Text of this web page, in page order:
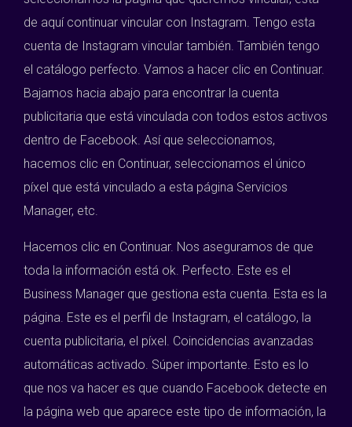
de aquí continuar vincular con Instagram. Tengo esta
cuenta de Instagram vincular también. También tengo
el catálogo perfecto. Vamos a hacer clic en Continuar.
Bajamos hacia abajo para encontrar la cuenta
publicitaria que está vinculada con todos estos activos
dentro de Facebook. Así que seleccionamos,
hacemos clic en Continuar, seleccionamos el único
píxel que está vinculado a esta página Servicios
Manager, etc.
Hacemos clic en Continuar. Nos aseguramos de que
toda la información está ok. Perfecto. Este es el
Business Manager que gestiona esta cuenta. Esta es la
página. Este es el perfil de Instagram, el catálogo, la
cuenta publicitaria, el píxel. Coincidencias avanzadas
automáticas activado. Súper importante. Esto es lo
que nos va hacer es que cuando Facebook detecte en
la página web que aparece este tipo de información, la